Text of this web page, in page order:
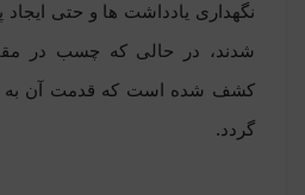
نگهداری یادداشت ها و حتی ایجاد
شدند، در حالی که چسب در
گردد.